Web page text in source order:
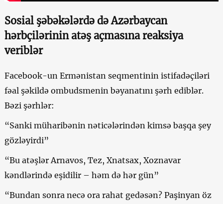
Sosial şəbəkələrdə də Azərbaycan
hərbçilərinin atəş açmasına reaksiya
veriblər
Facebook-un Ermənistan seqmentinin istifadəçiləri
fəal şəkildə ombudsmenin bəyanatını şərh ediblər.
Bəzi şərhlər:
“Sanki müharibənin nəticələrindən kimsə başqa şey
gözləyirdi”
“Bu atəşlər Arnavos, Tez, Xnatsax, Xoznavar
kəndlərində eşidilir – həm də hər gün”
“Bundan sonra necə ora rahat gedəsən? Paşinyan öz